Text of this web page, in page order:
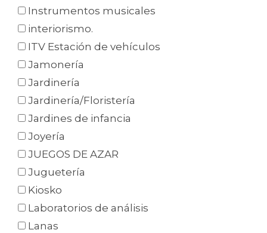
Instrumentos musicales
interiorismo.
ITV Estación de vehículos
Jamonería
Jardinería
Jardinería/Floristería
Jardines de infancia
Joyería
JUEGOS DE AZAR
Juguetería
Kiosko
Laboratorios de análisis
Lanas